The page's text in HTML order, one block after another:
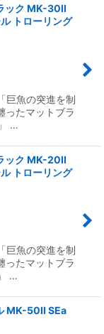
ック MK-30II
トローリング
巨魚の突進を制
ったマットブラ
…
ック MK-20II
トローリング
巨魚の突進を制
ったマットブラ
…
MK-50II SEa